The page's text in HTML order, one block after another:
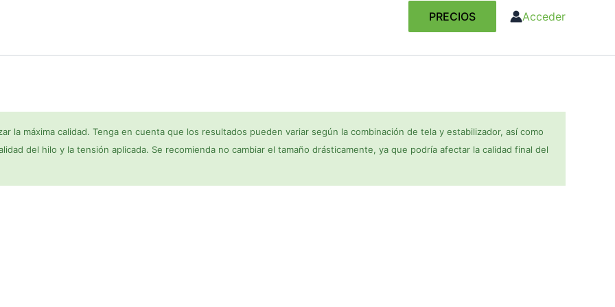
PRECIOS Acceder
la máxima calidad. Tenga en cuenta que los resultados pueden variar según la combinación de tela y estabilizador, así como
del hilo y la tensión aplicada. Se recomienda no cambiar el tamaño drásticamente, ya que podría afectar la calidad final del